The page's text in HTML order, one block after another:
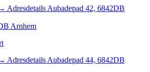
Adresdetails Aubadepad 42, 6842DB
Arnhem
Adresdetails Aubadepad 44, 6842DB